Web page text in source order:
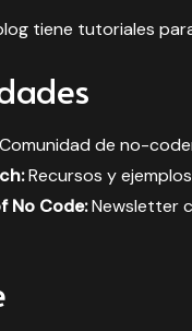
tiene tutoriales
de no-
Recursos y ejemplos
No Code:Newsletter